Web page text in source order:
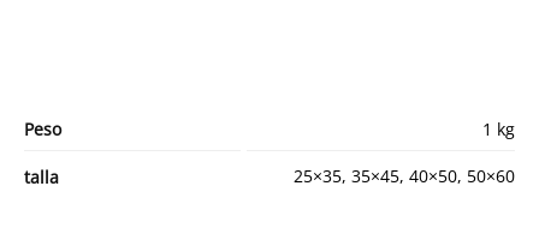
Peso 1 kg
talla 25×35, 35×45, 40×50, 50×60